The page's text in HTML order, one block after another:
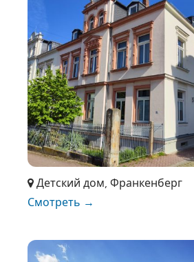
Детский дом, Франкенберг
Смотреть →